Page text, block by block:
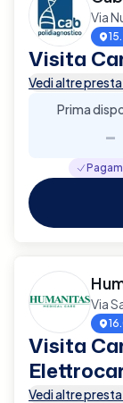
Via
Visita
Vedi altre
Prima
-
Via
Visita
Vedi altre